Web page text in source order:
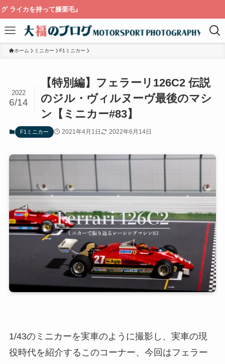
毛』
ホーム ミニカー F1ミニカー
【特別編】フェラーリ126C2 伝説
のジル・ヴィルヌーヴ最後のマシ
ン【ミニカー#83】
2022
6/14
F1ミニカー 2021年4月1日 2022年6月14日
1/43のミニカーを実車のように撮影し、実車の現
役時代を紹介するこのコーナー、今回はフェラー